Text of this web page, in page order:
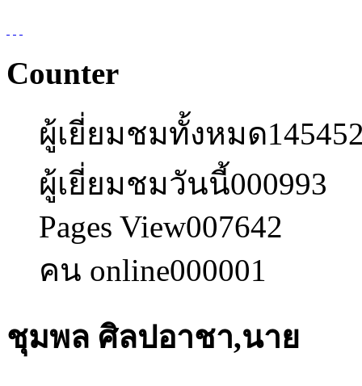
Counter
ผู้เยี่ยมชมทั้งหมด
ผู้เยี่ยมชมวันนี้000993
Pages View007642
คน online000001
ชุมพล ศิลปอาชา,นาย